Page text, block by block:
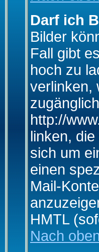
Darf ich
Bilder
Fall gibt
hoch zu
verlinken,
http://
linken,
sich um
einen
Mail-
HMTL
Nach